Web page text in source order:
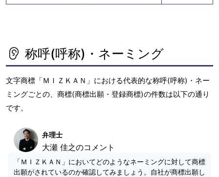
称呼(呼称)・ネーミング
文字商標「ＭＩＺＫＡＮ」における代表的な称呼(呼称)・ネー
ミングごとの、商標(商標出願・登録商標)の件数は以下の通り
です。
弁理士
大瀬 佳之のコメント
「ＭＩＺＫＡＮ」においてどのようなネーミングに対して商標
出願がされているのか確認してみましょう。自社が商標出願し